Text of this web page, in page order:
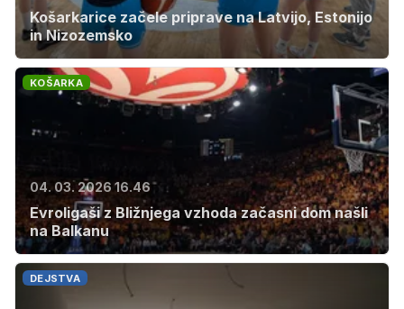
Košarkarice začele priprave na Latvijo, Estonijo
in Nizozemsko
KOŠARKA
04. 03. 2026 16.46
Evroligaši z Bližnjega vzhoda začasni dom našli
na Balkanu
DEJSTVA